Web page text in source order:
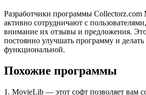
Разработчики программы Collectorz.com
активно сотрудничают с
внимание их отзывы и предложения.
постоянно улучшать программу и делать
функциональной.
Похожие программы
1. MovieLib — этот софт позволяет вам